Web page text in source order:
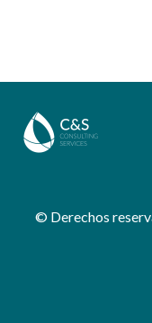
© Derechos